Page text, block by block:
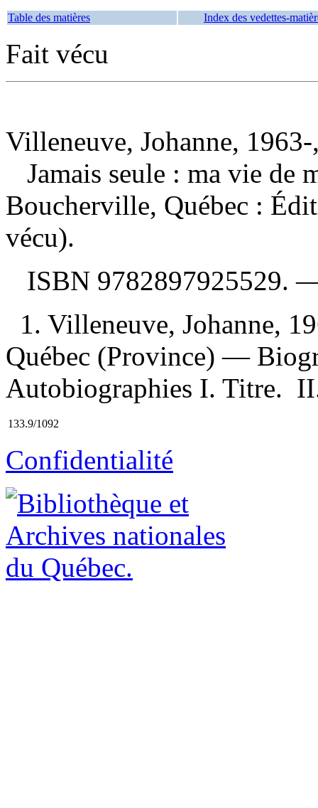
Table des matières Index des vedettes-
Fait vécu
Villeneuve, Johanne,
Jamais seule : ma vie de
Boucherville, Québec :
vécu).
ISBN 9782897925529.
1. Villeneuve, Johanne,
Québec (Province) —
Autobiographies I. Titre.
133.9/1092
Confidentialité